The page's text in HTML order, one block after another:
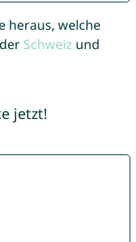
heraus, welche
Schweiz und
jetzt!